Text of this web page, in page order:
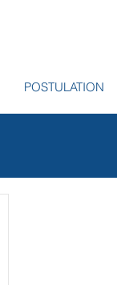
POSTULATION